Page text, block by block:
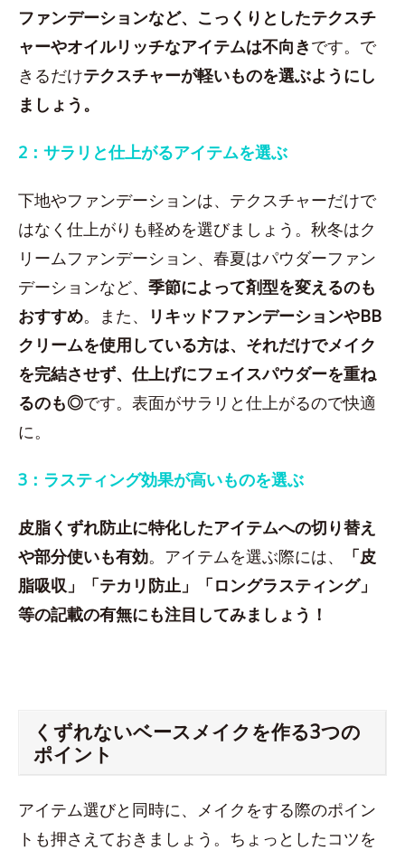
ファンデーションなど、こっくりとしたテクスチ
ャーやオイルリッチなアイテムは不向きです。で
きるだけテクスチャーが軽いものを選ぶようにし
ましょう。
2：サラリと仕上がるアイテムを選ぶ
下地やファンデーションは、テクスチャーだけで
はなく仕上がりも軽めを選びましょう。秋冬はク
リームファンデーション、春夏はパウダーファン
デーションなど、 季節によって剤型を変えるのも
おすすめ。また、
リキッドファンデーションやBB
クリームを使用している方は、それだけでメイク
を完結させず、仕上げにフェイスパウダーを重ね
るのも◎です。表面がサラリと仕上がるので快適
に。
3：ラスティング効果が高いものを選ぶ
皮脂くずれ防止に特化したアイテムへの切り替え
や部分使いも有効。アイテムを選ぶ際には、
「皮
脂吸収」「テカリ防止」「ロングラスティング」
等の記載の有無にも注目してみましょう！
くずれないベースメイクを作る3つの
ポイント
アイテム選びと同時に、メイクをする際のポイン
トも押さえておきましょう。ちょっとしたコツを